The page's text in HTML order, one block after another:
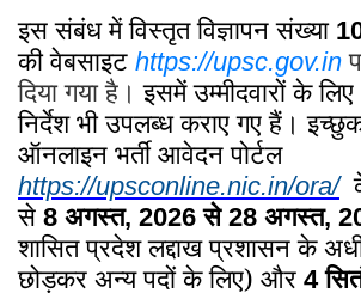
इस संबंध में विस्तृत विज्ञापन संख्या
की वेबसाइट https://upsc.gov.in
दिया गया है। इसमें उम्मीदवारों के
निर्देश भी उपलब्ध कराए गए हैं।
ऑनलाइन भर्ती आवेदन पोर्टल
https://upsconline.nic.in/ora/
से 8 अगस्त, 2026से28 अगस्त,
शासित प्रदेश लद्दाख प्रशासन के
छोड़कर अन्य पदों के लिए) और 4